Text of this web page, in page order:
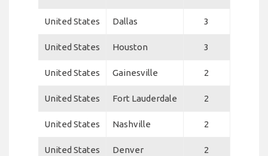
United States Dallas 3
United States Houston 3
United States Gainesville 2
United States Fort Lauderdale 2
United States Nashville 2
United States Denver 2